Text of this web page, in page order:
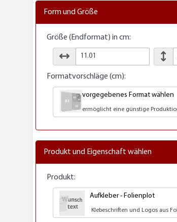
Form und Größe
Größe (Endformat) in cm:
Formatvorschläge (cm):
vorgegebenes Format wählen
ermöglicht eine günstige
Produkt und Eigenschaft wählen
Produkt:
Aufkleber - Folienplot
Klebeschriften und Logos aus